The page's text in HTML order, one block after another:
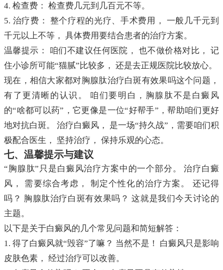
4. 检查费： 检查费几元到几百元不等。
5. 治疗费： 整个疗程的光疗、手术费用， 一般几千元到
千元以上不等， 具体费用要结合患者的治疗方案。
温馨提示： 咱们不建议任何医院， 也不做价格对比， 记
住小诊所可能“猫腻”比较多， 还是去正规医院比较放心。
现在，相信大家都对胸腺肽治疗白斑有效果吗这个问题，
有了更清晰的认识。 咱们要明白，胸腺肽不是白癜风
的“啥都可以药”，它更像是一位“好帮手”，帮助咱们更好
地对抗白斑。 治疗白癜风， 是一场“持久战”，需要咱们积
极配合医生， 坚持治疗， 保持乐观的心态。
七、温馨提示与建议
“胸腺肽”只是白癜风治疗方案中的一个部分。 治疗白癜
风， 需要综合考虑， 制定个性化的治疗方案。 还记得
吗？ 胸腺肽治疗白斑有效果吗？ 这就是我们今天讨论的
主题。
以下是关于白癜风的几个常见问题和简短解答：
1. 得了白癜风就“毁容”了嘛？ 当然不是！ 白癜风只是影响
皮肤色素， 经过治疗可以改善。